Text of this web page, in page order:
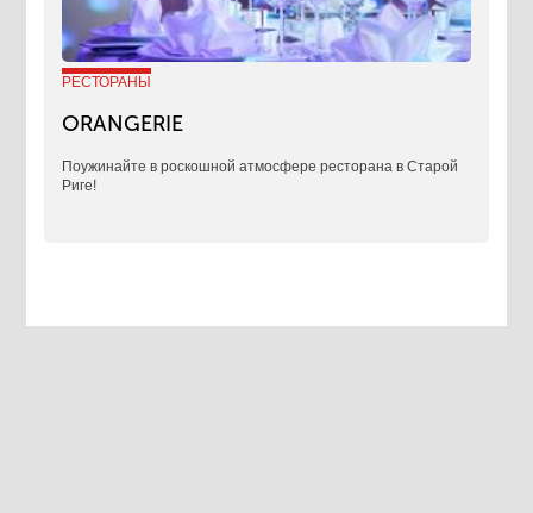
РЕСТОРАНЫ
ORANGERIE
Поужинайте в роскошной атмосфере ресторана в Старой
Риге!